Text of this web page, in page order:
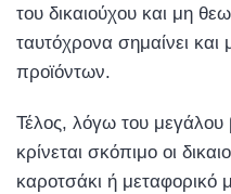
του δικαιούχου και μη
ταυτόχρονα σημαίνει
προϊόντων.
Τέλος, λόγω του
κρίνεται σκόπιμο οι
καροτσάκι ή μεταφορικό